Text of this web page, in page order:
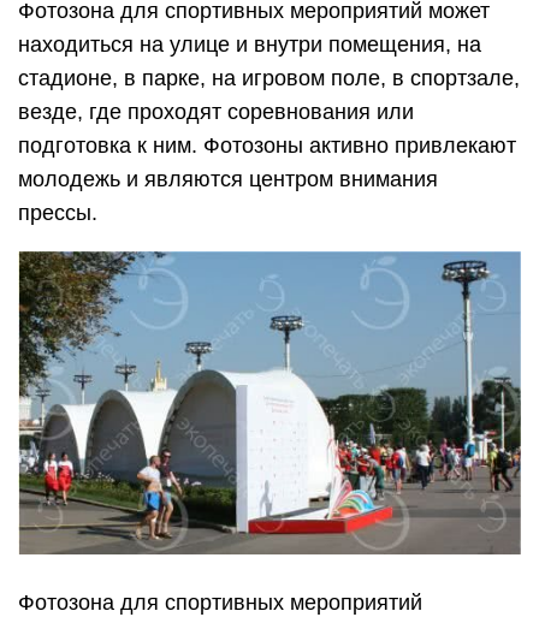
Фотозона для спортивных мероприятий может
находиться на улице и внутри помещения, на
стадионе, в парке, на игровом поле, в спортзале,
везде, где проходят соревнования или
подготовка к ним. Фотозоны активно привлекают
молодежь и являются центром внимания
прессы.
Фотозона для спортивных мероприятий